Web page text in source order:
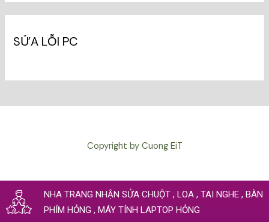
SỬA LỖI PC
Copyright by Cuong EiT
NHA TRANG NHẬN SỬA CHUỘT , LOA , TAI NGHE , BÀN
PHÍM HỎNG , MÁY TÍNH LAPTOP HỎNG